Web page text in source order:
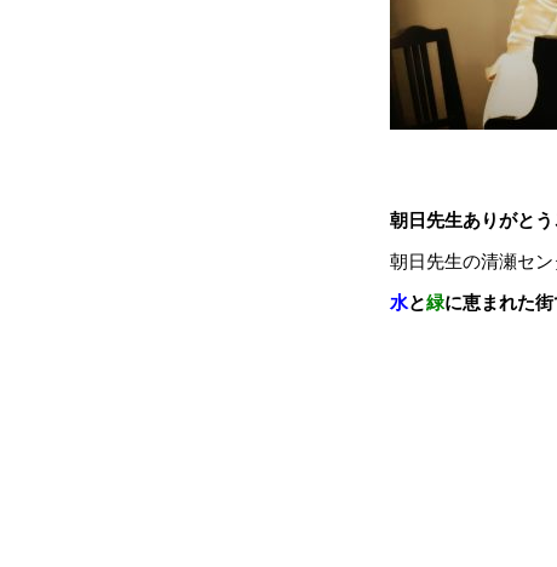
朝日先生ありがとう
朝日先生の清瀬セ
水と緑に恵まれた